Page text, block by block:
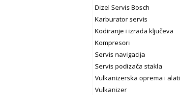
Dizel Servis Bosch
Karburator servis
Kodiranje i izrada ključeva
Kompresori
Servis navigacija
Servis podizača stakla
Vulkanizerska oprema i alati
Vulkanizer